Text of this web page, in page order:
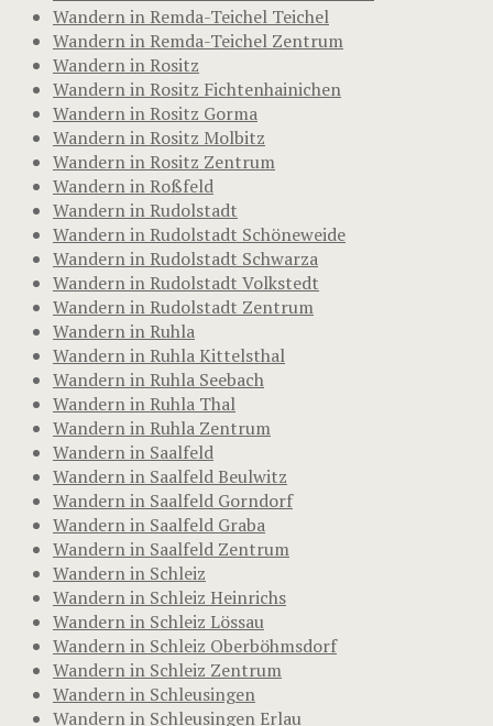
Wandern in Remda-Teichel Teichel
Wandern in Remda-Teichel Zentrum
Wandern in Rositz
Wandern in Rositz Fichtenhainichen
Wandern in Rositz Gorma
Wandern in Rositz Molbitz
Wandern in Rositz Zentrum
Wandern in Roßfeld
Wandern in Rudolstadt
Wandern in Rudolstadt Schöneweide
Wandern in Rudolstadt Schwarza
Wandern in Rudolstadt Volkstedt
Wandern in Rudolstadt Zentrum
Wandern in Ruhla
Wandern in Ruhla Kittelsthal
Wandern in Ruhla Seebach
Wandern in Ruhla Thal
Wandern in Ruhla Zentrum
Wandern in Saalfeld
Wandern in Saalfeld Beulwitz
Wandern in Saalfeld Gorndorf
Wandern in Saalfeld Graba
Wandern in Saalfeld Zentrum
Wandern in Schleiz
Wandern in Schleiz Heinrichs
Wandern in Schleiz Lössau
Wandern in Schleiz Oberböhmsdorf
Wandern in Schleiz Zentrum
Wandern in Schleusingen
Wandern in Schleusingen Erlau